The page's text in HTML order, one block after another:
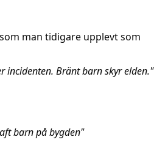
man tidigare upplevt som
incidenten. Bränt barn skyr elden."
barn på bygden"